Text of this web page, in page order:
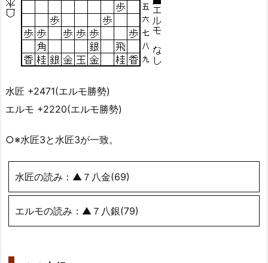
水匠 +2471(エルモ勝勢)
エルモ +2220(エルモ勝勢)
○※水匠3と水匠3が一致。
水匠の読み：▲７八金(69)
エルモの読み：▲７八銀(79)